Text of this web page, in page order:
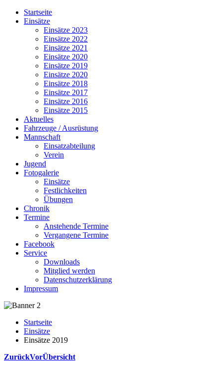
Startseite
Einsätze
Einsätze 2023
Einsätze 2022
Einsätze 2021
Einsätze 2020
Einsätze 2019
Einsätze 2020
Einsätze 2018
Einsätze 2017
Einsätze 2016
Einsätze 2015
Aktuelles
Fahrzeuge / Ausrüstung
Mannschaft
Einsatzabteilung
Verein
Jugend
Fotogalerie
Einsätze
Festlichkeiten
Übungen
Chronik
Termine
Anstehende Termine
Vergangene Termine
Facebook
Service
Downloads
Mitglied werden
Datenschutzerklärung
Impressum
Startseite
Einsätze
Einsätze 2019
ZurückVorÜbersicht
Monat
JahrMonat